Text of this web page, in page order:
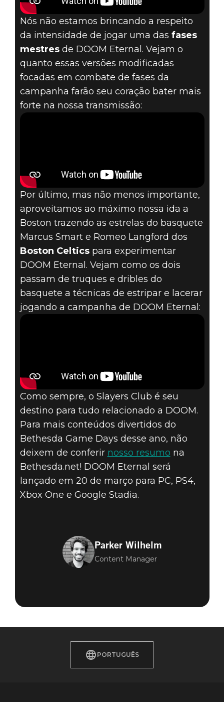
Nós não estamos brincando a respeito
da intensidade de jogar uma das fases
mestresde DOOM Eternal. Vejam o
quanto essas versões modificadas
focadas em combate de fases da
campanha farão seu coração bater mais
forte na nossa transmissão:
Por último, mas não menos importante,
aproveitamos ao máximo nossa ida a
Boston trazendo as estrelas do basquete
Marcus Smart e Romeo Langford dos
Boston Celticspara experimentar
DOOM Eternal. Vejam como os dois
passam de truques e dribles do
basquete a técnicas de estripar e lacerar
jogando a campanha de DOOM Eternal:
Como sempre, o Slayers Club é seu
destino para tudo relacionado a DOOM.
Para mais conteúdos divertidos do
Bethesda Game Days desse ano, não
deixem de conferir nosso resumo na
Bethesda.net! DOOM Eternal será
lançado em 20 de março para PC, PS4,
Xbox One e Google Stadia.
Parker Wilhelm
Content Manager
PORTUGUÊS